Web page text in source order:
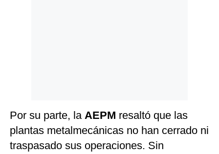
Por su parte, la AEPM resaltó que las
plantas metalmecánicas no han cerrado ni
traspasado sus operaciones. Sin